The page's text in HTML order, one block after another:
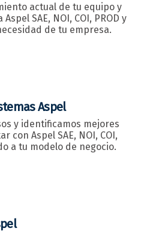
actual de tu equipo y
SAE, NOI, COI, PROD y
de tu empresa.
Aspel
y identificamos mejores
con Aspel SAE, NOI, COI,
a tu modelo de negocio.